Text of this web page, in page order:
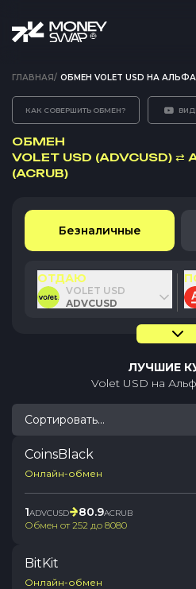
ГЛАВНАЯ/ ОБМЕН VOLET USD НА
КАК СОВЕРШИТЬ ОБМЕН?
ОБМЕН
VOLET USD (ADVCUSD) ⇄
(ACRUB)
Безналичные
ОТДАЮ
VOLET USD
ADVCUSD
ЛУЧШИЕ
Volet USD на
Сортировать...
CoinsBlack
Онлайн-обмен
1ADVCUSD 80.9ACRUB
Обмен от252 до 8080
BitKit
Онлайн-обмен